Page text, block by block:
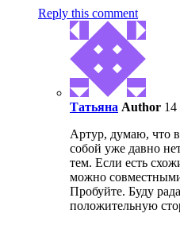
Reply this comment
Татьяна Author
Артур, думаю, что в
собой уже давно
тем. Если есть
можно
Пробуйте. Буду
положительную